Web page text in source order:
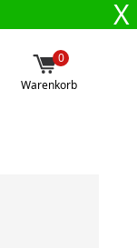
X
0
Warenkorb